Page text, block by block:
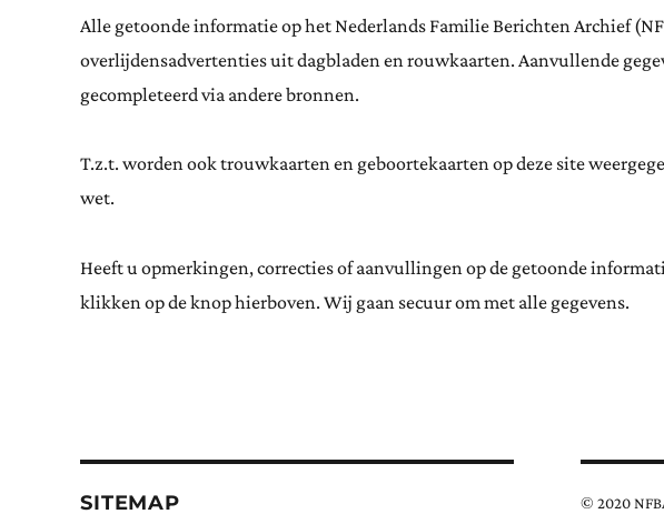
Alle getoonde informatie op het Nederlands Familie Berichten Archief
overlijdensadvertenties uit dagbladen en rouwkaarten. Aanvullende
gecompleteerd via andere bronnen.
T.z.t. worden ook trouwkaarten en geboortekaarten op deze site
wet.
Heeft u opmerkingen, correcties of aanvullingen op de getoonde
klikken op de knop hierboven. Wij gaan secuur om met alle gegevens.
SITEMAP © 2020